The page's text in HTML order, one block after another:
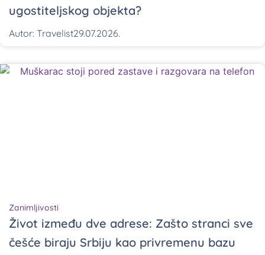
ugostiteljskog objekta?
Autor: Travelist29.07.2026.
Zanimljivosti
Život između dve adrese: Zašto stranci sve
češće biraju Srbiju kao privremenu bazu